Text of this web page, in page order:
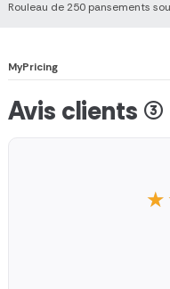
Rouleau de 250 pansements
MyPricing
Avis clients (3)